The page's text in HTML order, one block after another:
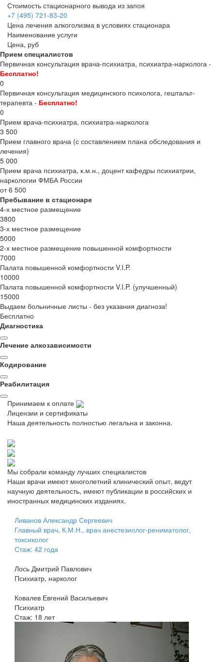
Стоимость стационарного вывода из запоя
+7 (495) 721-83-20
Цена лечения алкоголизма в условиях стационара
Наименование услуги
Цена, руб
Прием специалистов
Первичная консультация врача-психиатра, психиатра-нарколога -
Бесплатно!
0
Первичная консультация медицинского психолога, гештальт-
терапевта - Бесплатно!
0
Прием врача-психиатра, психиатра-нарколога
3 500
Прием главного врача (с составлением плана обследования и
лечения)
5 000
Прием врача психиатра, к.м.н., доцент кафедры психиатрии,
наркологии ФМБА России
от 6 500
Пребывание в стационаре
4-х местное размещение
3800
3-х местное размещение
5000
2-х местное размещение повышенной комфортности
7000
Палата повышенной комфортности V.I.P.
10000
Палата повышенной комфортности V.I.P. (улучшенный)
15000
Выдаем больничные листы - без указания диагноза!
Бесплатно
Диагностика
Лечение алкозависимости
Кодирование
Реабилитация
Принимаем к оплате
Лицензии и сертификаты
Наша деятельность полностью легальна и законна.
Мы собрали команду лучших специалистов
Наши врачи имеют многолетний клинический опыт, ведут
научную деятельность, имеют публикации в российских и
иностранных медицинских изданиях.
Ливанов Александр Сергеевич
Главный врач, К.М.Н., врач анестезиолог-рениматолог,
токсиколог
Стаж: 42 года
Лось Дмитрий Павлович
Психиатр, нарколог
Ковалев Евгений Васильевич
Психиатр
Стаж: 18 лет